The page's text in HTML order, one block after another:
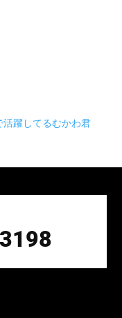
活躍してるむかわ君